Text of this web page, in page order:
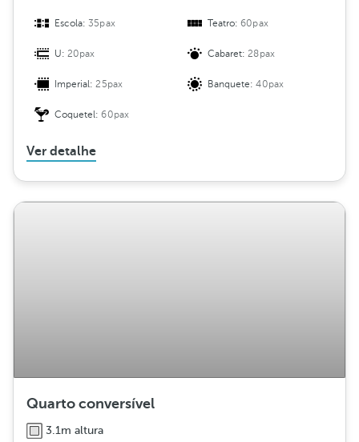
Escola:35pax Teatro:60pax
U:20pax Cabaret:28pax
Imperial:25pax Banquete:40pax
Coquetel:60pax
Ver detalhe
Quarto conversível
3.1m altura